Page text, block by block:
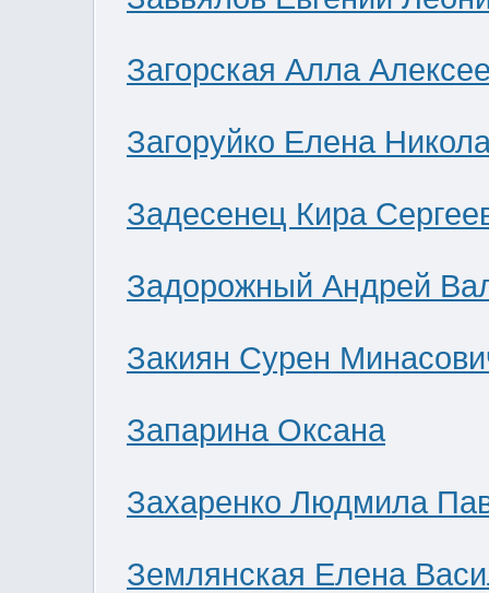
Загорская Алла
Загоруйко Елена
Задесенец Кира
Задорожный Андрей
Закиян Сурен
Запарина Оксана
Захаренко Людмила
Землянская Елена